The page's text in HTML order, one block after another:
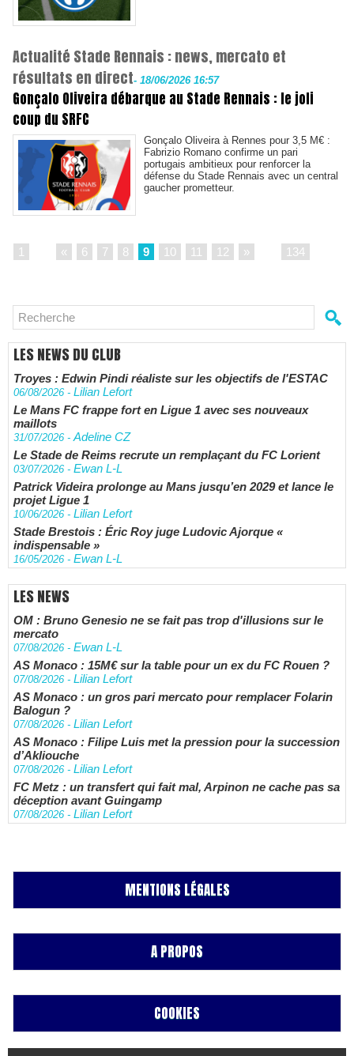
Actualité Stade Rennais : news, mercato et
résultats en direct- 18/06/2026 16:57
Gonçalo Oliveira débarque au Stade Rennais : le joli
coup du SRFC
Gonçalo Oliveira à Rennes pour 3,5 M€ :
Fabrizio Romano confirme un pari
portugais ambitieux pour renforcer la
défense du Stade Rennais avec un central
gaucher prometteur.
1 « 6 7 8 9 10 11 12 » 134
LES NEWS DU CLUB
Troyes : Edwin Pindi réaliste sur les objectifs de l'ESTAC
06/08/2026 - Lilian Lefort
Le Mans FC frappe fort en Ligue 1 avec ses nouveaux
maillots
31/07/2026 -Adeline CZ
Le Stade de Reims recrute un remplaçant du FC Lorient
03/07/2026 - Ewan L-L
Patrick Videira prolonge au Mans jusqu’en 2029 et lance le
projet Ligue 1
10/06/2026 - Lilian Lefort
Stade Brestois : Éric Roy juge Ludovic Ajorque «
indispensable »
16/05/2026 - Ewan L-L
LES NEWS
OM : Bruno Genesio ne se fait pas trop d'illusions sur le
mercato
07/08/2026 - Ewan L-L
AS Monaco : 15M€ sur la table pour un ex du FC Rouen ?
07/08/2026 - Lilian Lefort
AS Monaco : un gros pari mercato pour remplacer Folarin
Balogun ?
07/08/2026 - Lilian Lefort
AS Monaco : Filipe Luis met la pression pour la succession
d’Akliouche
07/08/2026 - Lilian Lefort
FC Metz : un transfert qui fait mal, Arpinon ne cache pas sa
déception avant Guingamp
07/08/2026 - Lilian Lefort
MENTIONS LÉGALES
A PROPOS
COOKIES